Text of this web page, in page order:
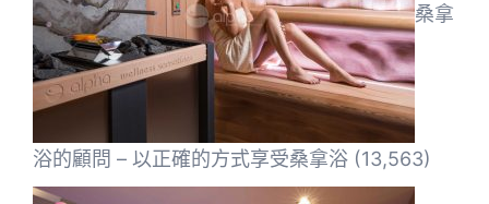
桑拿
浴的顧問 – 以正確的方式享受桑拿浴 (13,563)